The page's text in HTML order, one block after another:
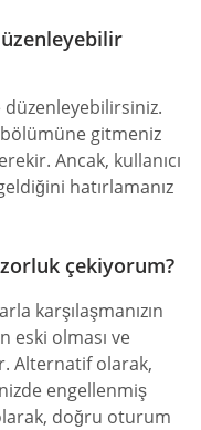
düzenleyebilirsiniz.
gitmeniz
Ancak, kullanıcı
hatırlamanız
çekiyorum?
karşılaşmanızın
eski olması ve
Alternatif olarak,
engellenmiş
doğru oturum